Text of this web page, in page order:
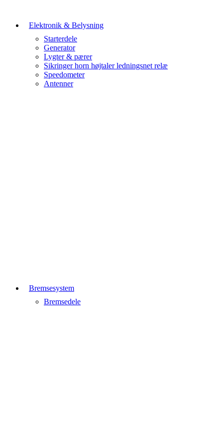
Elektronik & Belysning
Starterdele
Generator
Lygter & pærer
Sikringer horn højtaler ledningsnet relæ
Speedometer
Antenner
Bremsesystem
Bremsedele